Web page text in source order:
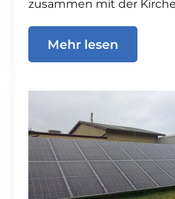
zusammen mit der
Mehr lesen